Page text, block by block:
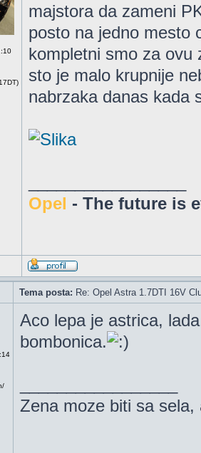
majstora da zameni
posto na jedno mesto
kompletni smo za
sto je malo krupnije
nabrzaka danas kada
Opel - The future is
Tema posta: Re: Opel Astra 1.7DTI 16V
Aco lepa je astrica,
bombonica.
Zena moze biti sa